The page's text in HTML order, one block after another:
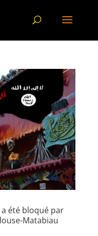
été bloqué par
Matabiau